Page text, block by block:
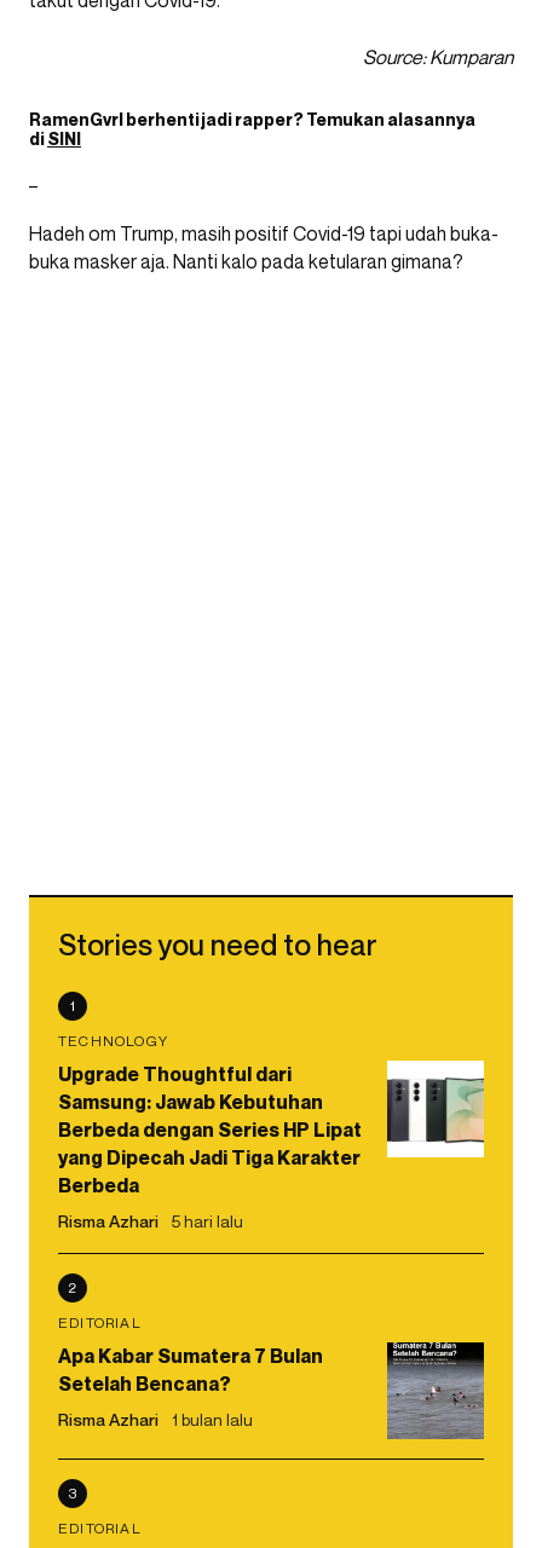
Source: Kumparan
RamenGvrlberhenti jadi rapper? Temukan alasannya
diSINI
Hadeh om Trump, masih positif Covid-19 tapi udah buka-
buka masker aja. Nanti kalo pada ketularan gimana?
Stories you need to hear
1
TECHNOLOGY
Upgrade Thoughtful dari
Samsung: Jawab Kebutuhan
Berbeda dengan Series HP Lipat
yang Dipecah Jadi Tiga Karakter
Berbeda
Risma Azhari 5 hari lalu
2
EDITORIAL
Apa Kabar Sumatera 7 Bulan
Setelah Bencana?
Risma Azhari 1 bulan lalu
3
EDITORIAL